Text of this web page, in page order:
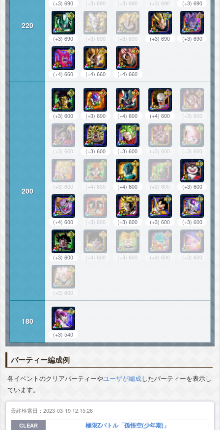
220
(+3) 690 (+3) 690 (+3) 690 (+3) 690 (+3) 690
(+3) 690 (+3) 690 (+3) 690 (+3) 690 (+3) 690
(+4) 660 (+4) 660 (+4) 660
200
(+3) 600 (+3) 600 (+4) 600 (+4) 600 (+3) 600
(+3) 600 (+3) 600 (+3) 600 (+3) 600 (+3) 600
(+3) 600 (+4) 600 (+4) 600 (+3) 600 (+3) 600
(+4) 600 (+3) 600 (+3) 600 (+3) 600 (+3) 600
(+3) 600 (+4) 600 (+3) 600 (+4) 600 (+3) 600
(+3) 600
180
(+3) 540
パーティー編成例
各イベントのクリアパーティーやユーザが編成したパーティーを表示し
ています。
最終検索日：2023-03-19 12:15:26
CLEAR 極限Zバトル「孫悟空(少年期)」